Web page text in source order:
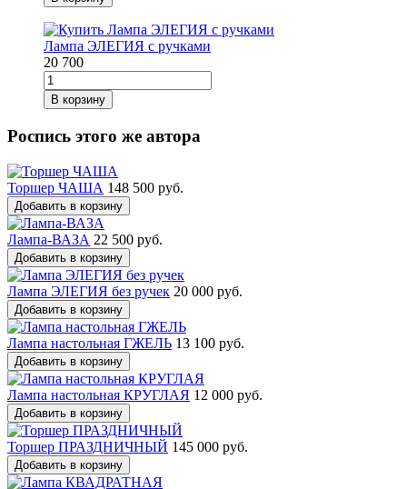
Лампа ЭЛЕГИЯ с ручками
20 700
В корзину
Роспись этого же автора
Торшер ЧАША 148 500 руб.
Добавить в корзину
Лампа-ВАЗА 22 500 руб.
Добавить в корзину
Лампа ЭЛЕГИЯ без ручек 20 000 руб.
Добавить в корзину
Лампа настольная ГЖЕЛЬ 13 100 руб.
Добавить в корзину
Лампа настольная КРУГЛАЯ 12 000 руб.
Добавить в корзину
Торшер ПРАЗДНИЧНЫЙ 145 000 руб.
Добавить в корзину